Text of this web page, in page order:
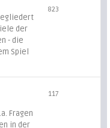
der
- die
Spiel
823
Fragen
in der
117